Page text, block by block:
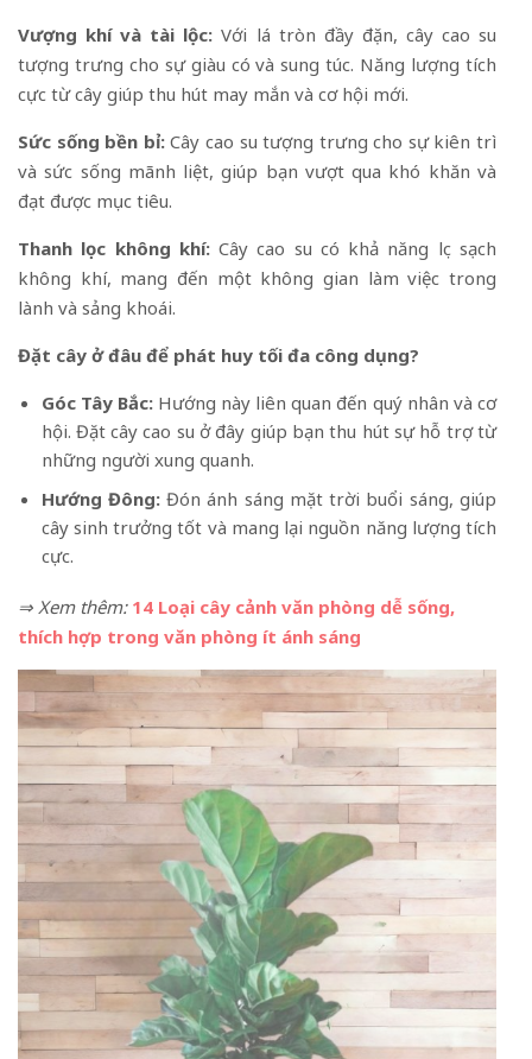
Vượng khí và tài lộc: Với lá tròn đầy đặn, cây cao su
tượng trưng cho sự giàu có và sung túc. Năng lượng tích
cực từ cây giúp thu hút may mắn và cơ hội mới.
Sức sống bền bỉ:Cây cao su tượng trưng cho sự kiên trì
và sức sống mãnh liệt, giúp bạn vượt qua khó khăn và
đạt được mục tiêu.
Thanh lọc không khí:Cây cao su có khả năng lọc sạch
không khí, mang đến một không gian làm việc trong
lành và sảng khoái.
Đặt cây ở đâu để phát huy tối đa công dụng?
Góc Tây Bắc:Hướng này liên quan đến quý nhân và cơ
hội. Đặt cây cao su ở đây giúp bạn thu hút sự hỗ trợ từ
những người xung quanh.
Hướng Đông:Đón ánh sáng mặt trời buổi sáng, giúp
cây sinh trưởng tốt và mang lại nguồn năng lượng tích
cực.
⇒ Xem thêm: 14 Loại cây cảnh văn phòng dễ sống,
thích hợp trong văn phòng ít ánh sáng